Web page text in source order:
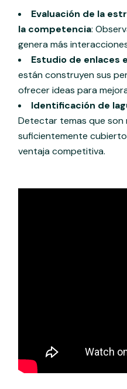
Evaluación de la
la competencia:
genera más
Estudio de enlaces
están construyen sus
ofrecer ideas para
Identificación de
Detectar temas que son
suficientemente
ventaja competitiva.